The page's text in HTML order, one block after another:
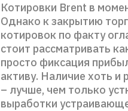
Котировки Brent в
Однако к закрытию
котировок по факту
стоит рассматривать
просто фиксация
активу. Наличие хоть
– лучше, чем только
выработки